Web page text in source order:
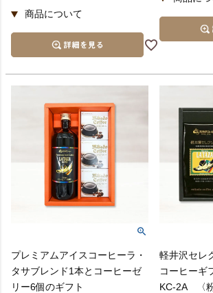
プレミアムアイスコーヒーラ・
タサブレンド1本とコーヒーゼ
リー6個のギフト
軽井沢セレ
コーヒーギ
KC-2A 〈